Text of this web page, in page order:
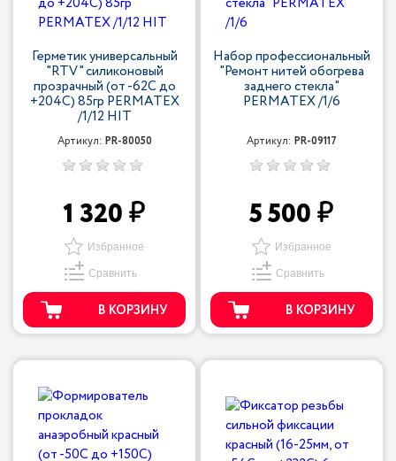
Герметик универсальный
"RTV" силиконовый
прозрачный (от -62С до
+204С) 85гр PERMATEX
/1/12 HIT
Артикул: PR-80050
1 320
Избранное
Сравнить
В КОРЗИНУ
Набор профессиональный
"Ремонт нитей обогрева
заднего стекла"
PERMATEX /1/6
Артикул: PR-09117
5 500
Избранное
Сравнить
В КОРЗИНУ